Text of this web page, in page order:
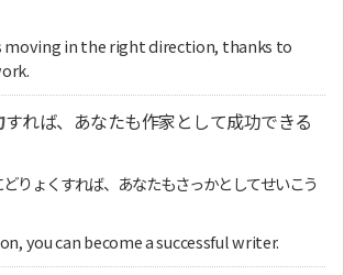
moving in the right direction, thanks to
すれば、あなたも作家として成功できる
りょくすれば、あなたもさっかとしてせいこう
you can become a successful writer.